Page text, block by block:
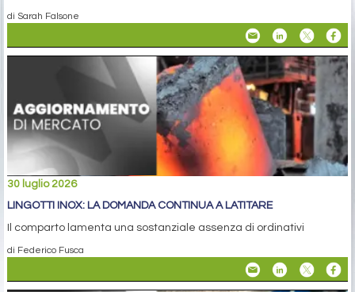
di Sarah Falsone
30 luglio 2026
LINGOTTI INOX: LA DOMANDA CONTINUA A LATITARE
Il comparto lamenta una sostanziale assenza di ordinativi
di Federico Fusca